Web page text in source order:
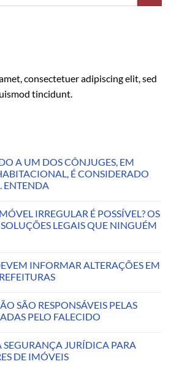
consectetuer adipiscing elit, sed
tincidunt.
A UM DOS CÔNJUGES, EM
É CONSIDERADO
ENTENDA
IRREGULAR É POSSÍVEL? OS
SOLUÇÕES LEGAIS QUE NINGUÉM
INFORMAR ALTERAÇÕES EM
SÃO RESPONSÁVEIS PELAS
PELO FALECIDO
JURÍDICA PARA
DE IMÓVEIS